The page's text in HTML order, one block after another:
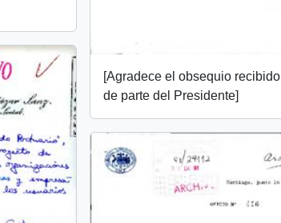
[Agradece el obsequio recibido
de parte del Presidente]